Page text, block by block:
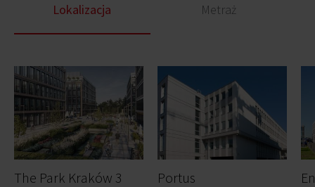
Lokalizacja Metraż
The Park Kraków 3 Portus